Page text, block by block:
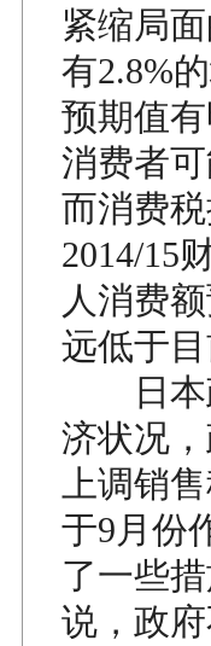
紧缩局
有2.8%
预期值
消费者
而消费
2014/15
人消费
远低于
日本政
济状况
上调销
于9月份
了一些
说，政